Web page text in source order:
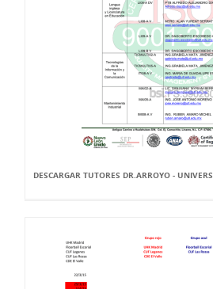
DESCARGAR TUTORES DR.ARROYO -